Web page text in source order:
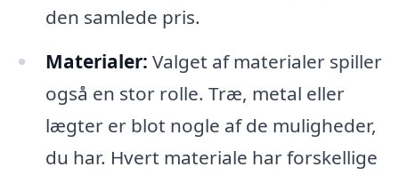
den samlede pris.
Materialer: Valget af materialer spiller
også en stor rolle. Træ, metal eller
lægter er blot nogle af de muligheder,
du har. Hvert materiale har forskellige